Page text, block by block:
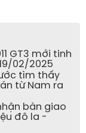
GT3 mới tinh
02/2025
tìm thấy
từ Nam ra
bàn giao
đô la -